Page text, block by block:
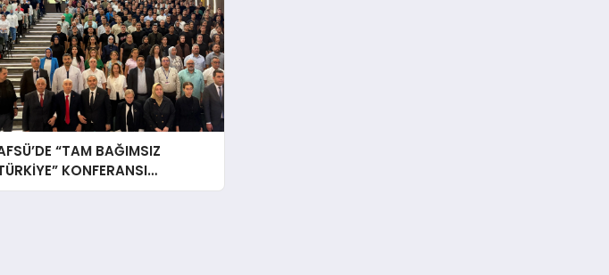
“TAM BAĞIMSIZ
KONFERANSI